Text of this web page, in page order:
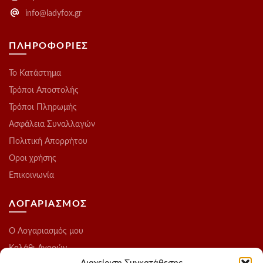
info@ladyfox.gr
ΠΛΗΡΟΦΟΡΙΕΣ
Το Kατάστημα
Τρόποι Αποστολής
Τρόποι Πληρωμής
Ασφάλεια Συναλλαγών
Πολιτική Απορρήτου
Οροι χρήσης
Επικοινωνία
ΛΟΓΑΡΙΑΣΜΟΣ
O Λογαριασμός μου
Καλάθι Αγορών